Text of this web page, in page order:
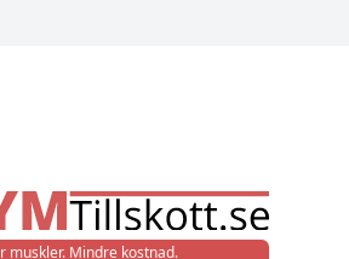
muskler. Mindre kostnad.